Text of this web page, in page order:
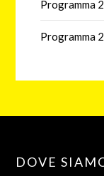
Programma
Programma
DOVE